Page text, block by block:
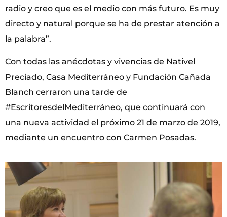
radio y creo que es el medio con más futuro. Es muy
directo y natural porque se ha de prestar atención a
la palabra”.
Con todas las anécdotas y vivencias de Nativel
Preciado, Casa Mediterráneo y Fundación Cañada
Blanch cerraron una tarde de
#EscritoresdelMediterráneo, que continuará con
una nueva actividad el próximo 21 de marzo de 2019,
mediante un encuentro con Carmen Posadas.